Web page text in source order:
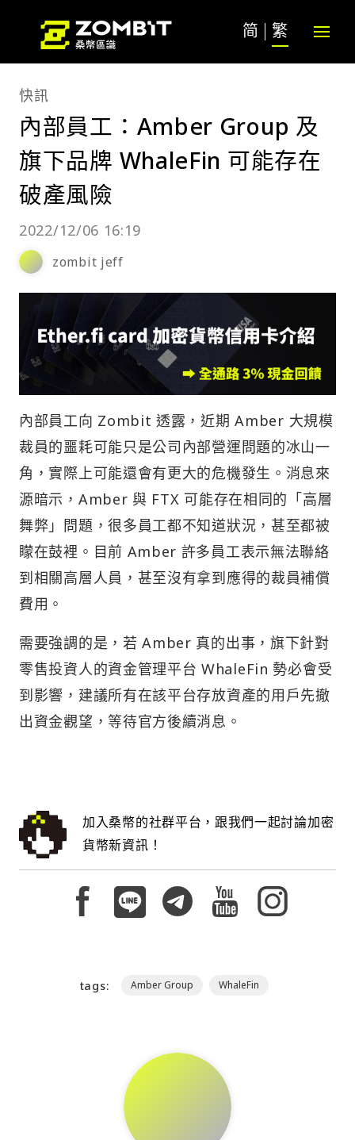
简 繁
快訊
內部員工：Amber Group 及
旗下品牌 WhaleFin 可能存在
破產風險
2022/12/06 16:19
zombit jeff
內部員工向 Zombit 透露，近期 Amber 大規模
裁員的噩耗可能只是公司內部營運問題的冰山一
角，實際上可能還會有更大的危機發生。消息來
源暗示，Amber 與 FTX 可能存在相同的「高層
舞弊」問題，很多員工都不知道狀況，甚至都被
矇在鼓裡。目前 Amber 許多員工表示無法聯絡
到相關高層人員，甚至沒有拿到應得的裁員補償
費用。
需要強調的是，若 Amber 真的出事，旗下針對
零售投資人的資金管理平台 WhaleFin 勢必會受
到影響，建議所有在該平台存放資產的用戶先撤
出資金觀望，等待官方後續消息。
加入桑幣的社群平台，跟我們一起討論加密
貨幣新資訊！
tags: Amber Group WhaleFin